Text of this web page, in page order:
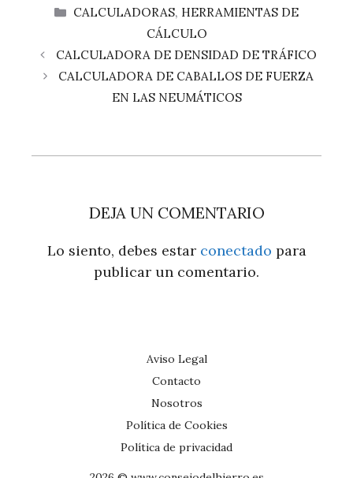
CATEGORÍAS
CALCULADORAS, HERRAMIENTAS DE
CÁLCULO
CALCULADORA DE DENSIDAD DE TRÁFICO
CALCULADORA DE CABALLOS DE FUERZA
EN LAS NEUMÁTICOS
DEJA UN COMENTARIO
Lo siento, debes estar conectado para
publicar un comentario.
Aviso Legal
Contacto
Nosotros
Política de Cookies
Política de privacidad